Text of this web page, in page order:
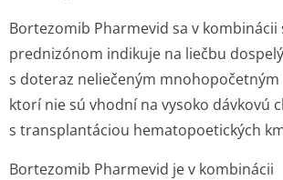
Bortezomib Pharmevid sa v kombinácii
prednizónom indikuje na liečbu
s doteraz neliečeným
ktorí nie sú vhodní na vysoko dávkovú
s transplantáciou hematopoetických
Bortezomib Pharmevid je v kombinácii